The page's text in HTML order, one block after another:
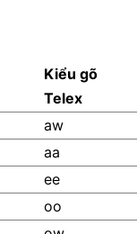
Kiểu gõ
Telex
aw
aa
ee
oo